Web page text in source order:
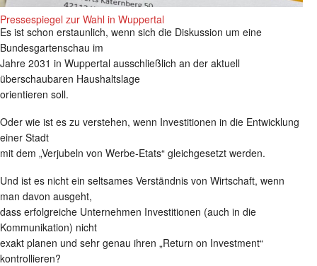
Pressespiegel zur Wahl in Wuppertal
Es ist schon erstaunlich, wenn sich die Diskussion um eine
Bundesgartenschau im
Jahre 2031 in Wuppertal ausschließlich an der aktuell
überschaubaren Haushaltslage
orientieren soll.
Oder wie ist es zu verstehen, wenn Investitionen in die Entwicklung
einer Stadt
mit dem „Verjubeln von Werbe-Etats“ gleichgesetzt werden.
Und ist es nicht ein seltsames Verständnis von Wirtschaft, wenn
man davon ausgeht,
dass erfolgreiche Unternehmen Investitionen (auch in die
Kommunikation) nicht
exakt planen und sehr genau ihren „Return on Investment“
kontrollieren?